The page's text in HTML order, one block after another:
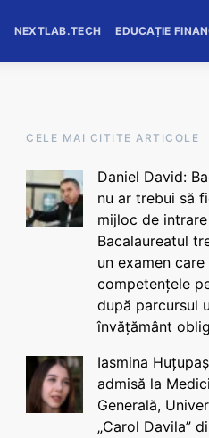
NEXTLAB.TECH EDUCAȚIE
CELE MAI CITITE ARTICOLE
Daniel David:
nu ar trebui să
mijloc de
Bacalaureatul
un examen
competențele
după parcursul
învățământ
Iasmina
admisă la
Generală,
„Carol Davila”